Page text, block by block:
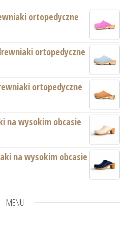
ortopedyczne
ortopedyczne
ortopedyczne
na wysokim obcasie
na wysokim obcasie
MENU